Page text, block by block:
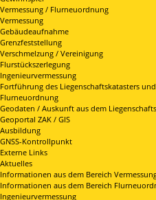
Vermessung / Flurneuordnung
Vermessung
Gebäudeaufnahme
Grenzfeststellung
Verschmelzung / Vereinigung
Flurstückszerlegung
Ingenieurvermessung
Fortführung des Liegenschaftskatasters
Flurneuordnung
Geodaten / Auskunft aus dem
Geoportal ZAK / GIS
Ausbildung
GNSS-Kontrollpunkt
Externe Links
Aktuelles
Informationen aus dem Bereich
Informationen aus dem Bereich
Ingenieurvermessung